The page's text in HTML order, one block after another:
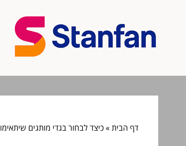
דף הבית»כיצד לבחור בגדי מותגים שיתאימו לסגנון